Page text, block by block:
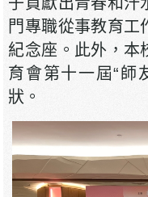
門專職從事教育工
紀念座。此外，本
育會第十一屆“師
狀。